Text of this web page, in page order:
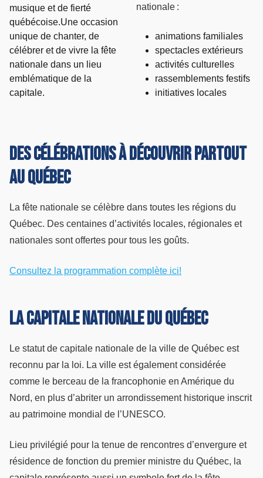
musique et de fierté
québécoise.Une occasion
unique de chanter, de
célébrer et de vivre la fête
nationale dans un lieu
emblématique de la
capitale.
nationale :
animations familiales
spectacles extérieurs
activités culturelles
rassemblements festifs
initiatives locales
Des célébrations à découvrir partout
au Québec
La fête nationale se célèbre dans toutes les régions du
Québec. Des centaines d’activités locales, régionales et
nationales sont offertes pour tous les goûts.
Consultez la programmation complète ici!
La capitale nationale du Québec
Le statut de capitale nationale de la ville de Québec est
reconnu par la loi. La ville est également considérée
comme le berceau de la francophonie en Amérique du
Nord, en plus d’abriter un arrondissement historique inscrit
au patrimoine mondial de l’UNESCO.
Lieu privilégié pour la tenue de rencontres d’envergure et
résidence de fonction du premier ministre du Québec, la